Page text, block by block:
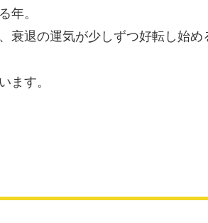
年。
衰退の運気が少しずつ好転し始
ます。